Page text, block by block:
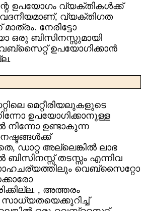
ഉപയോഗം വ്യക്തികൾക്ക്
വ്യക്തിഗത
നേരിട്ടോ
ഒരു ബിസിനസ്സുമായി
ഉപയോഗിക്കാൻ
മെറ്റീരിയലുകളുടെ
ഉപയോഗിക്കാനുള്ള
നിന്നോ ഉണ്ടാകുന്ന
ഡാറ്റ അല്ലെങ്കിൽ ലാഭ
ബിസിനസ്സ് തടസ്സം എന്നിവ
വെബ്‌സൈറ്റോ
, അത്തരം